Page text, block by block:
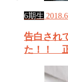
6期生
告白され
た！！